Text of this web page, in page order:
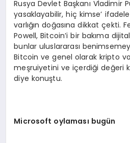
Rusya Devlet Başkanı Vladimir
yasaklayabilir, hiç kimse’
varlığın doğasına dikkat çekti.
Powell, Bitcoin’i bir bakıma
bunlar uluslararası
Bitcoin ve genel olarak kripto
meşruiyetini ve içerdiği değeri
diye konuştu.
Microsoft oylaması bugün